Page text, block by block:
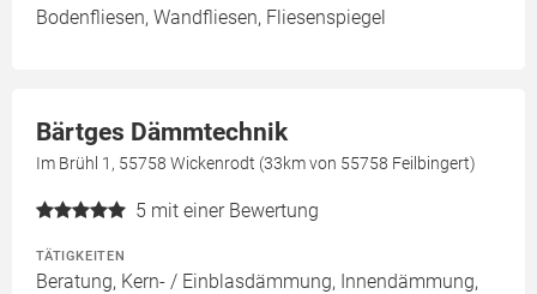
Bodenfliesen, Wandfliesen, Fliesenspiegel
Bärtges Dämmtechnik
Im Brühl 1, 55758 Wickenrodt (33km von 55758 Feilbingert)
5 mit einer Bewertung
TÄTIGKEITEN
Beratung, Kern- / Einblasdämmung, Innendämmung,